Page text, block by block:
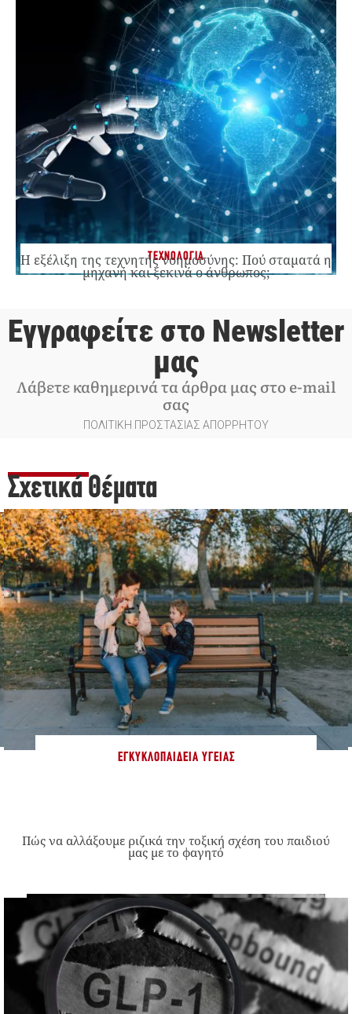
ΤΕΧΝΟΛΟΓΙΑ
Η εξέλιξη της τεχνητής νοημοσύνης: Πού σταματά η
μηχανή και ξεκινά ο άνθρωπος;
Εγγραφείτε στο Newsletter
μας
Λάβετε καθημερινά τα άρθρα μας στο e-mail
σας
ΠΟΛΙΤΙΚΗ ΠΡΟΣΤΑΣΙΑΣ ΑΠΟΡΡΗΤΟΥ
Σχετικά Θέματα
ΕΓΚΥΚΛΟΠΑΊΔΕΙΑ ΥΓΕΊΑΣ
Πώς να αλλάξουμε ριζικά την τοξική σχέση του παιδιού
μας με το φαγητό